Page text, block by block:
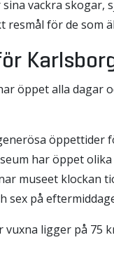
vackra skogar,
resmål för de som
öppet alla dagar
öppettider
har öppet
museet klockan
sex på
vuxna ligger på 75